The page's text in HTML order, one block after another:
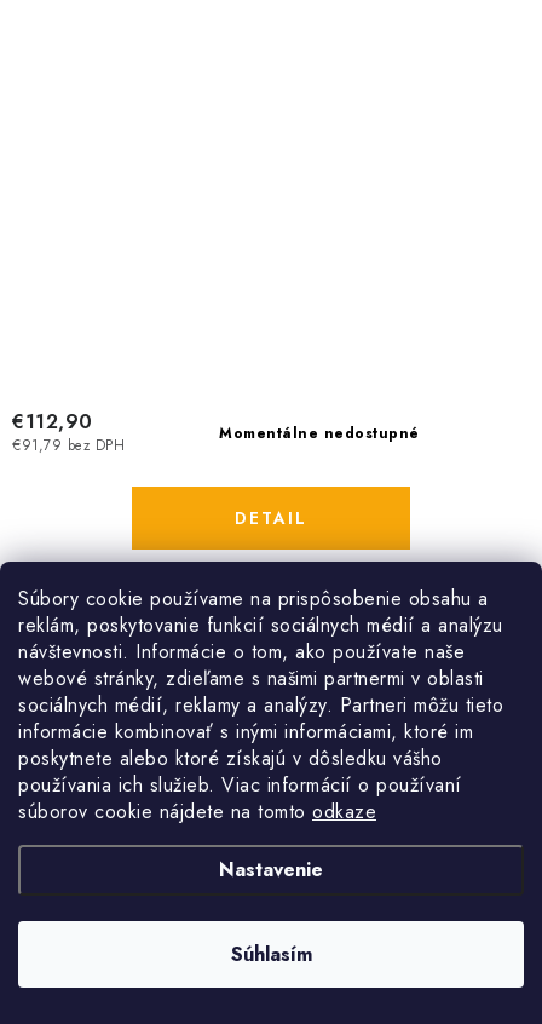
Súbory cookie používame na prispôsobenie obsahu a
reklám, poskytovanie funkcií sociálnych médií a analýzu
návštevnosti. Informácie o tom, ako používate naše
webové stránky, zdieľame s našimi partnermi v oblasti
sociálnych médií, reklamy a analýzy. Partneri môžu tieto
informácie kombinovať s inými informáciami, ktoré im
poskytnete alebo ktoré získajú v dôsledku vášho
používania ich služieb. Viac informácií o používaní
súborov cookie nájdete na tomto odkaze
Nastavenie
Súhlasím
Momentálne nedostupné
€91,79 bez DPH
€112,90
DETAIL
Vodeodolná anajsilnejšia hustota vlákna 260 g/m2.
Kód:BST99/1258
O
v
d
a
NAČÍTAŤ 1 ĎALŠIU
n